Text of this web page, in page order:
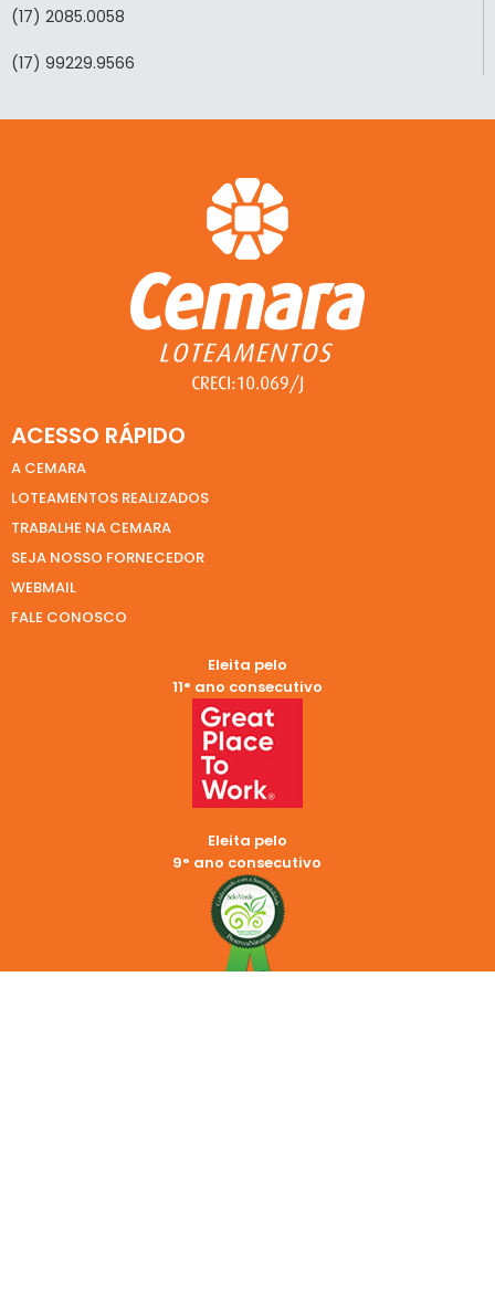
(17) 2085.0058
(17) 99229.9566
ACESSO RÁPIDO
A CEMARA
LOTEAMENTOS REALIZADOS
TRABALHE NA CEMARA
SEJA NOSSO FORNECEDOR
WEBMAIL
FALE CONOSCO
Eleita pelo
11° ano consecutivo
Eleita pelo
9° ano consecutivo